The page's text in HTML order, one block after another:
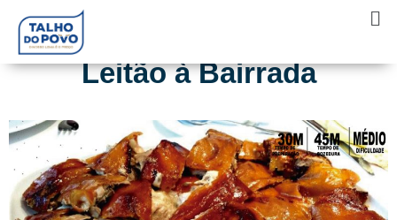
content
Leitão à Bairrada